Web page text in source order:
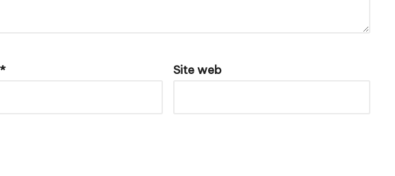
* Site web